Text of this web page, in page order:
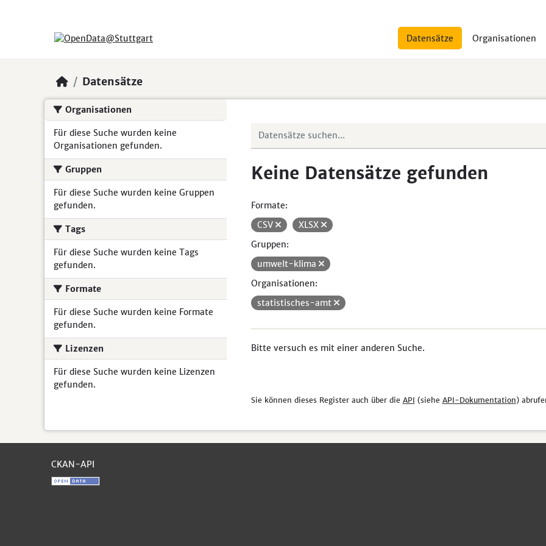
Datensätze Organisationen
Datensätze
Organisationen
Für diese Suche wurden keine
Organisationen gefunden.
Gruppen
Für diese Suche wurden keine Gruppen
gefunden.
Tags
Für diese Suche wurden keine Tags
gefunden.
Formate
Für diese Suche wurden keine Formate
gefunden.
Lizenzen
Für diese Suche wurden keine Lizenzen
gefunden.
Keine Datensätze gefunden
Formate:
CSV
XLSX
Gruppen:
umwelt-klima
Organisationen:
statistisches-amt
Bitte versuch es mit einer anderen Suche.
Sie können dieses Register auch über die API (siehe API-Dokumentation)
CKAN-API